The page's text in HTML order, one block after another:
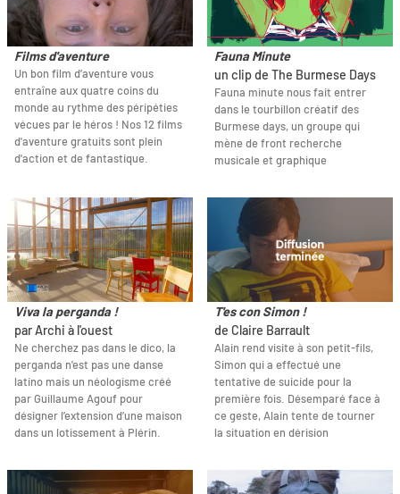
Films d'aventure
Un bon film d’aventure vous
entraîne aux quatre coins du
monde au rythme des péripéties
vécues par le héros ! Nos 12 films
d'aventure gratuits sont plein
d'action et de fantastique.
Fauna Minute
un clip de The Burmese Days
Fauna minute nous fait entrer
dans le tourbillon créatif des
Burmese days, un groupe qui
mène de front recherche
musicale et graphique
Viva la perganda !
par Archi à l'ouest
Ne cherchez pas dans le dico, la
perganda n'est pas une danse
latino mais un néologisme créé
par Guillaume Agouf pour
désigner l’extension d’une maison
dans un lotissement à Plérin.
T'es con Simon !
de Claire Barrault
Alain rend visite à son petit-fils,
Simon qui a effectué une
tentative de suicide pour la
première fois. Désemparé face à
ce geste, Alain tente de tourner
la situation en dérision